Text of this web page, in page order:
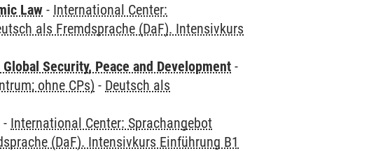
Law - International Center:
als Fremdsprache (DaF). Intensivkurs
Security, Peace and Development -
ohne CPs) - Deutsch als
- International Center: Sprachangebot
(DaF). Intensivkurs Einführung B1